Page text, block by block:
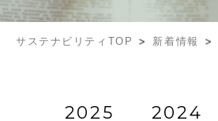
サステナビリティTOP 新着情報
2025 2024